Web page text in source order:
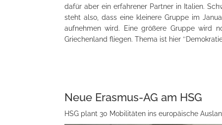
dafür aber ein erfahrener Partner in Italien.
steht also, dass eine kleinere Gruppe im
aufnehmen wird. Eine größere Gruppe wird
Griechenland fliegen. Thema ist hier
Neue Erasmus-AG am HSG
HSG plant 30 Mobilitäten ins europäische